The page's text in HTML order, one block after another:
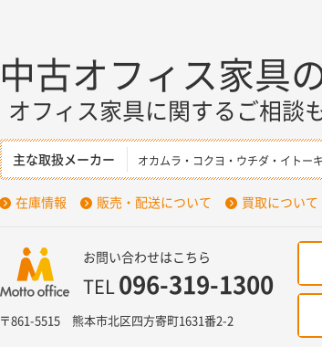
中古オフィス家具
オフィス家具に関するご相談
主な取扱メーカー オカムラ・コクヨ・ウチダ・イトー
在庫情報 販売・配送について 買取について
お問い合わせはこちら
TEL 096-319-1300
〒861-5515 熊本市北区四方寄町1631番2-2